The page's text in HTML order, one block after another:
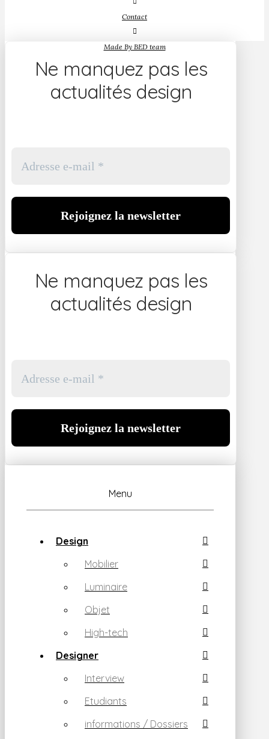
Contact
Made By BED team
Ne manquez pas les
actualités design
Ne manquez pas les
actualités design
Menu
Design
Mobilier
Luminaire
Objet
High-tech
Designer
Interview
Etudiants
informations / Dossiers